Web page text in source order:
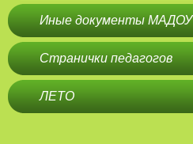
Иные документы МАДОУ
Странички педагогов
ЛЕТО